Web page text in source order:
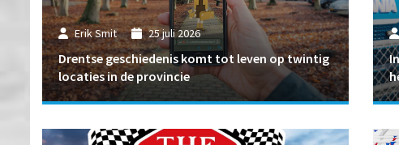
Erik Smit 25 juli 2026
Drentse geschiedenis komt tot leven op twintig
locaties in de provincie